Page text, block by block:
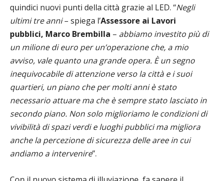
quindici nuovi punti della città grazie al LED. “Negli
ultimi tre anni– spiega l’Assessore ai Lavori
pubblici, Marco Brembilla – abbiamo investito più di
un milione di euro per un’operazione che, a mio
avviso, vale quanto una grande opera. È un segno
inequivocabile di attenzione verso la città e i suoi
quartieri, un piano che per molti anni è stato
necessario attuare ma che è sempre stato lasciato in
secondo piano. Non solo miglioriamo le condizioni di
vivibilità di spazi verdi e luoghi pubblici ma migliora
anche la percezione di sicurezza delle aree in cui
andiamo a intervenire”.